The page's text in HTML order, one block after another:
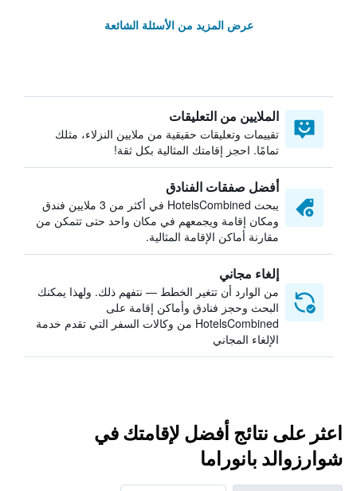
عرض المزيد من الأسئلة الشائعة
الملايين من التعليقات
تقييمات وتعليقات حقيقية من ملايين النزلاء، مثلك
تمامًا. احجز إقامتك المثالية بكل ثقة!
أفضل صفقات الفنادق
يبحث HotelsCombined في أكثر من 3 ملايين فندق
ومكان إقامة ويجمعهم في مكان واحد حتى تتمكن من
مقارنة أماكن الإقامة المثالية.
إلغاء مجاني
من الوارد أن تتغير الخطط — نتفهم ذلك. ولهذا يمكنك
البحث وحجز فنادق وأماكن إقامة على
HotelsCombined من وكالات السفر التي تقدم خدمة
الإلغاء المجاني
اعثر على نتائج أفضل لإقامتك في
شوارزوالد بانوراما